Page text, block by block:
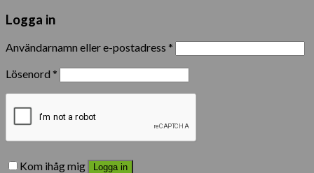
Logga in
Användarnamn eller e-postadress *
Lösenord *
Kom ihåg mig Logga in